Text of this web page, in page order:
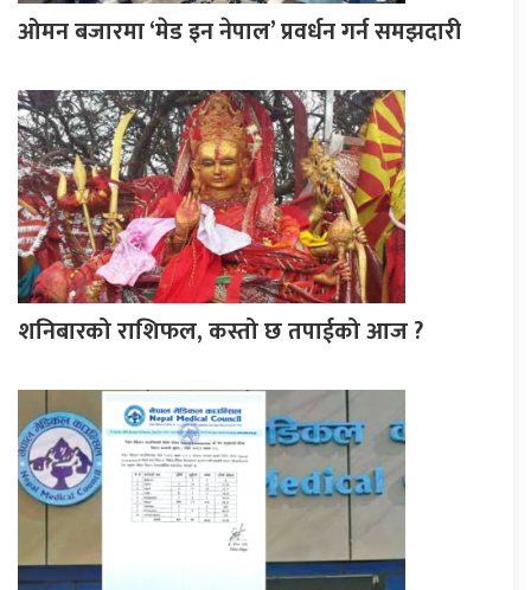
ओमन बजारमा ‘मेड इन नेपाल’ प्रवर्धन गर्न समझदारी
शनिबारको राशिफल, कस्तो छ तपाईको आज ?